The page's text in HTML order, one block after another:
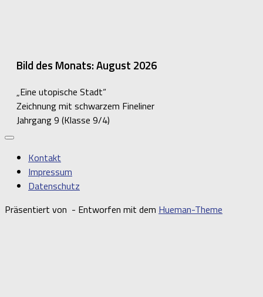
Bild des Monats: August 2026
„Eine utopische Stadt“
Zeichnung mit schwarzem Fineliner
Jahrgang 9 (Klasse 9/4)
Kontakt
Impressum
Datenschutz
Präsentiert von - Entworfen mit dem Hueman-Theme